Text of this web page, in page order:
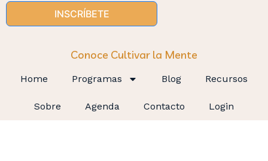
INSCRÍBETE
Conoce Cultivar la Mente
Home Programas Blog Recursos
Sobre Agenda Contacto Login